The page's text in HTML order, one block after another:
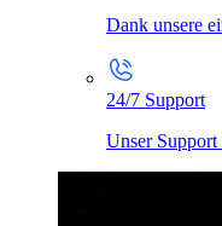
Dank unsere
24/7 Support
Unser Support